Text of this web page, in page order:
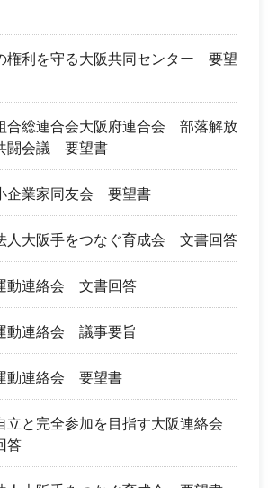
権利を守る大阪共同センター 要望
合総連合会大阪府連合会 部落解放
闘会議 要望書
企業家同友会 要望書
人大阪手をつなぐ育成会 文書回答
動連絡会 文書回答
動連絡会 議事要旨
動連絡会 要望書
立と完全参加を目指す大阪連絡会
答